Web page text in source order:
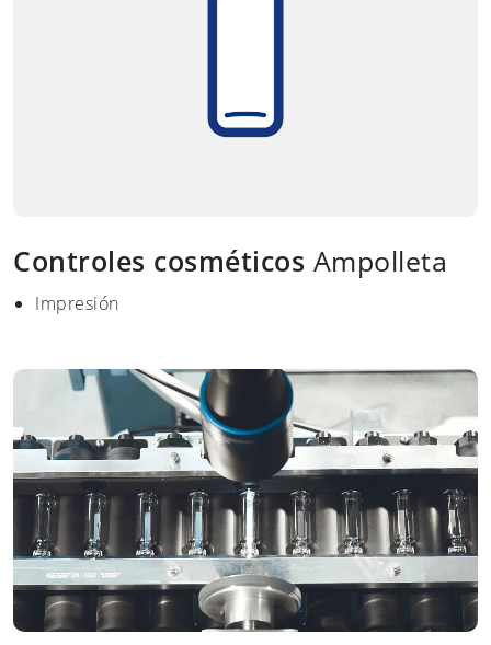
Controles cosméticos Ampolleta
Impresión